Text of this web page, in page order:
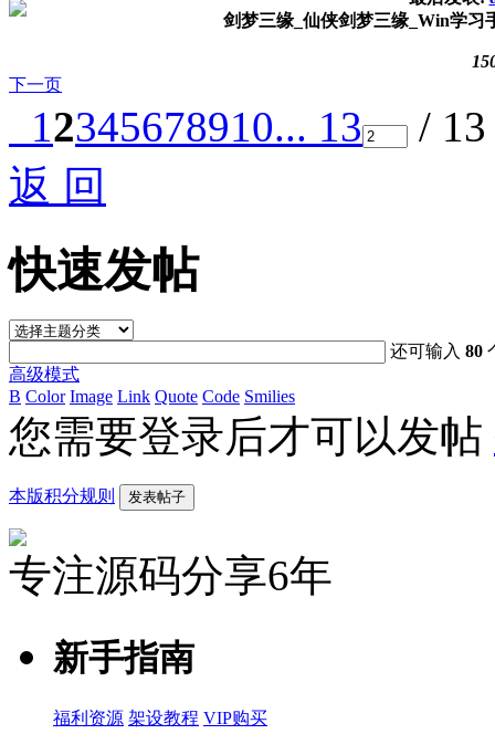
剑梦三缘_仙侠剑梦三缘_Win学习
下一页
12345678910... 13
/
返 回
快速发帖
还可输入80
高级模式
B Color Image Link Quote Code Smilies
您需要登录后才可以发帖
本版积分规则 发表帖子
专注源码分享6年
新手指南
福利资源 架设教程 VIP购买